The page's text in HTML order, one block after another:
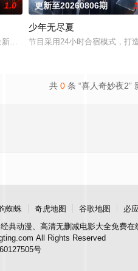
效力的排解矛盾、化解纠纷的电视
1.0
升级！厨神级的美味将持续上演，
更新至20260806期
少年无尽夏
节目采用24小时合宿模式，打
共 0 条 “喜人奇妙夜2”
蜘蛛 奇虎地图 谷歌地图
必
典动漫、高清无删减电影大全免费在
All Rights Reserved
号